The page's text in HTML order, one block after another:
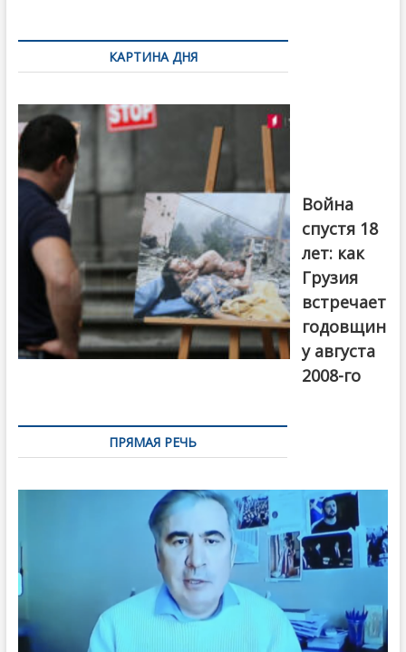
по
записямКАРТИНА ДНЯ
года. Фото:
Первый канал
Война
спустя 18
лет: как
Грузия
встречает
годовщин
у августа
2008-го
ПРЯМАЯ РЕЧЬ